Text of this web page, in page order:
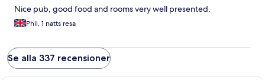
Nice pub, good food and rooms very well presented.
Phil, 1 natts resa
Se alla 337 recensioner